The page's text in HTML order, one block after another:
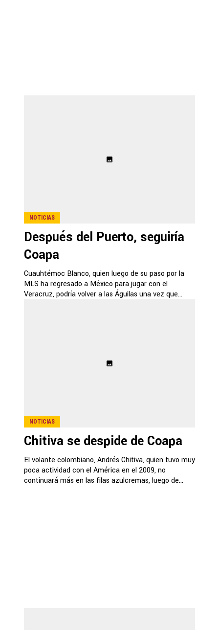
NOTICIAS
Después del Puerto, seguiría
Coapa
Cuauhtémoc Blanco, quien luego de su paso por la
MLS ha regresado a México para jugar con el
Veracruz, podría volver a las Águilas una vez que...
NOTICIAS
Chitiva se despide de Coapa
El volante colombiano, Andrés Chitiva, quien tuvo muy
poca actividad con el América en el 2009, no
continuará más en las filas azulcremas, luego de...